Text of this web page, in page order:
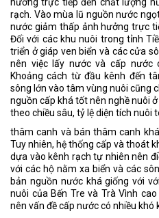
rạch. Vào mùa lũ nguồn nước
nước giảm thấp ảnh hưởng trực
Đối với các khu nuôi trong tỉnh
triển ở giáp ven biển và các cửa
nên việc lấy nước và cấp nước
Khoảng cách từ đầu kênh đến
sông lớn vào tâm vùng nuôi cũng
nguồn cấp khá tốt nên nghề nuôi
theo chiều sâu, tỷ lệ diện tích nuôi
thâm canh và bán thâm canh
Tuy nhiên, hệ thống cấp và thoát
dựa vào kênh rạch tự nhiên nên
với các hộ nằm xa biển và các
bản nguồn nước khá giống với
nuôi của Bến Tre và Trà Vình
nên vấn đề cấp nước có nhiều khó